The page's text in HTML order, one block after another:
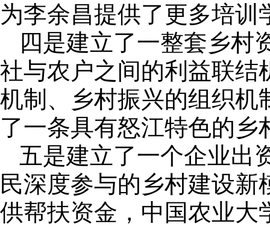
为李余昌提供了更多培训
四是建立了一整套乡村
社与农户之间的利益联结
机制、乡村振兴的组织机
了一条具有怒江特色的乡
五是建立了一个企业出
民深度参与的乡村建设
供帮扶资金，中国农业大